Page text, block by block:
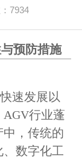
7934
预防措施
速发展以
行业蓬
，传统的
数字化工